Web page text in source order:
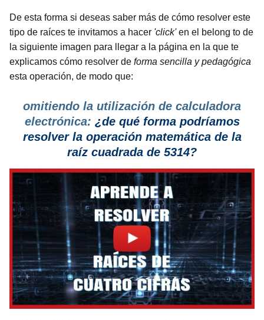
De esta forma si deseas saber más de cómo resolver este
tipo de raíces te invitamos a hacer 'click'en el belong to de
la siguiente imagen para llegar a la página en la que te
explicamos cómo resolver de forma sencilla y pedagógica
esta operación, de modo que:
omitiendo la utilización de calculadora
electrónica: ¿de qué forma podríamos
resolver la operación matemática de la
raíz cuadrada de 5314?